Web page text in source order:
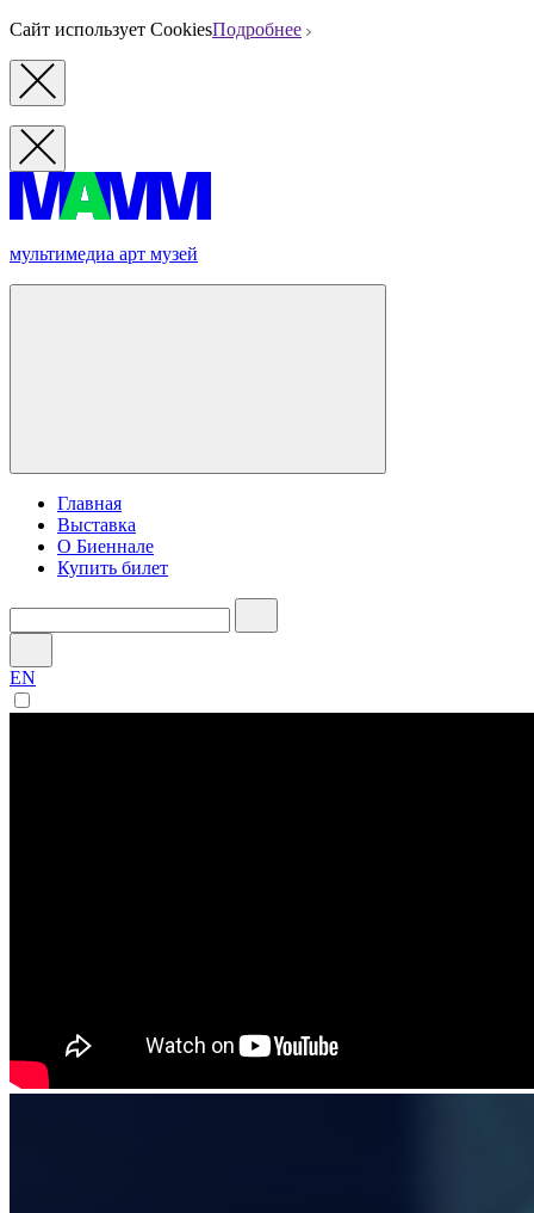
Сайт использует CookiesПодробнее
мультимедиа арт музей
Главная
Выставка
О Биеннале
Купить билет
EN